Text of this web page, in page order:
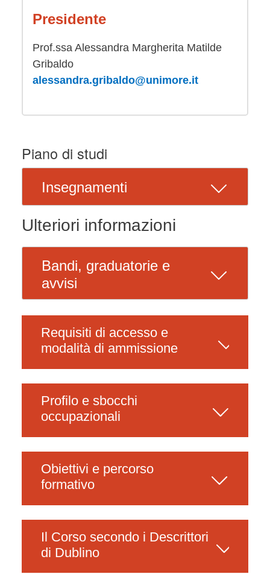
Presidente
Prof.ssa Alessandra Margherita Matilde
Gribaldo
alessandra.gribaldo@unimore.it
Piano di studi
Insegnamenti
Ulteriori informazioni
Bandi, graduatorie e
avvisi
Requisiti di accesso e
modalità di ammissione
Profilo e sbocchi
occupazionali
Obiettivi e percorso
formativo
Il Corso secondo i Descrittori
di Dublino